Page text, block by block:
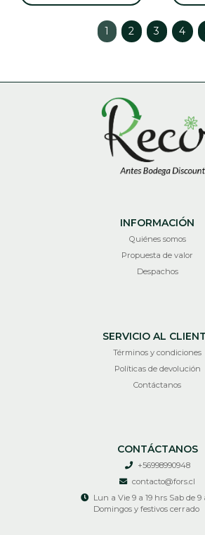
1 2 3 4
INFORMACIÓN
Quiénes somos
Propuesta de valor
Despachos
SERVICIO AL
Términos y condiciones
Políticas de devolución
Contáctanos
CONTÁCTANOS
+56998990948
contacto@fors.cl
Lun a Vie 9 a 19 hrs Sab de 9
Domingos y festivos cerrado